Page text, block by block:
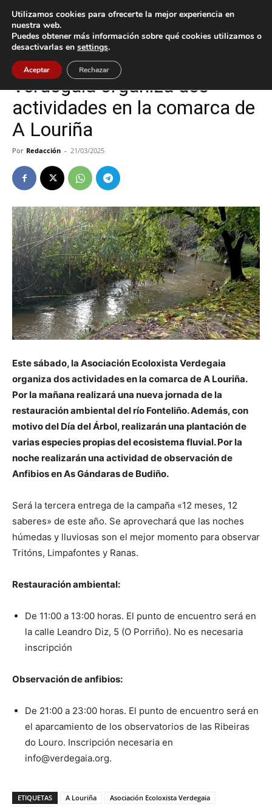
Inicio Cultura / Ocio
Cultura / Ocio O Porriño
Verdegaia organiza dos
actividades en la comarca de
A Louriña
Por Redacción - 21/03/2025
Este sábado, la Asociación Ecoloxista Verdegaia
organiza dos actividades en la comarca de A Louriña.
Por la mañana realizará una nueva jornada de la
restauración ambiental del río Fonteliño. Además, con
motivo del Día del Árbol, realizarán una plantación de
varias especies propias del ecosistema fluvial. Por la
noche realizarán una actividad de observación de
Anfibios en As Gándaras de Budiño.
Será la tercera entrega de la campaña «12 meses, 12
saberes» de este año. Se aprovechará que las noches
húmedas y lluviosas son el mejor momento para observar
Tritóns, Limpafontes y Ranas.
Restauración ambiental:
De 11:00 a 13:00 horas. El punto de encuentro será en
la calle Leandro Diz, 5 (O Porriño). No es necesaria
inscripción
Observación de anfibios:
De 21:00 a 23:00 horas. El punto de encuentro será en
el aparcamiento de los observatorios de las Ribeiras
do Louro. Inscripción necesaria en
info@verdegaia.org.
ETIQUETAS A Louriña
Asociación Ecoloxista Verdegaia
Utilizamos cookies para ofrecerte la mejor experiencia en
nuestra web.
Puedes obtener más información sobre qué cookies utilizamos o
desactivarlas en settings.
Aceptar Rechazar